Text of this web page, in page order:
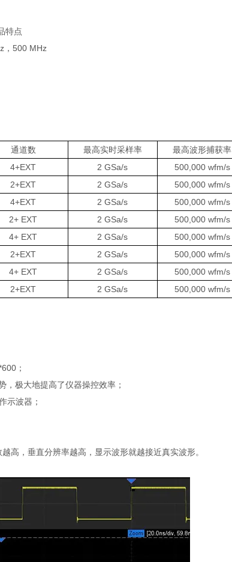
特点
，500 MHz
通道数 最高实时采样率 最高波形捕获率
4+EXT 2 GSa/s 500,000 wfm/s
2+EXT 2 GSa/s 500,000 wfm/s
4+EXT 2 GSa/s 500,000 wfm/s
2+ EXT 2 GSa/s 500,000 wfm/s
4+ EXT 2 GSa/s 500,000 wfm/s
2+EXT 2 GSa/s 500,000 wfm/s
4+ EXT 2 GSa/s 500,000 wfm/s
2+EXT 2 GSa/s 500,000 wfm/s
；
极大地提高了仪器操控效率；
示波器；
高，垂直分辨率越高，显示波形就越接近真实波形。